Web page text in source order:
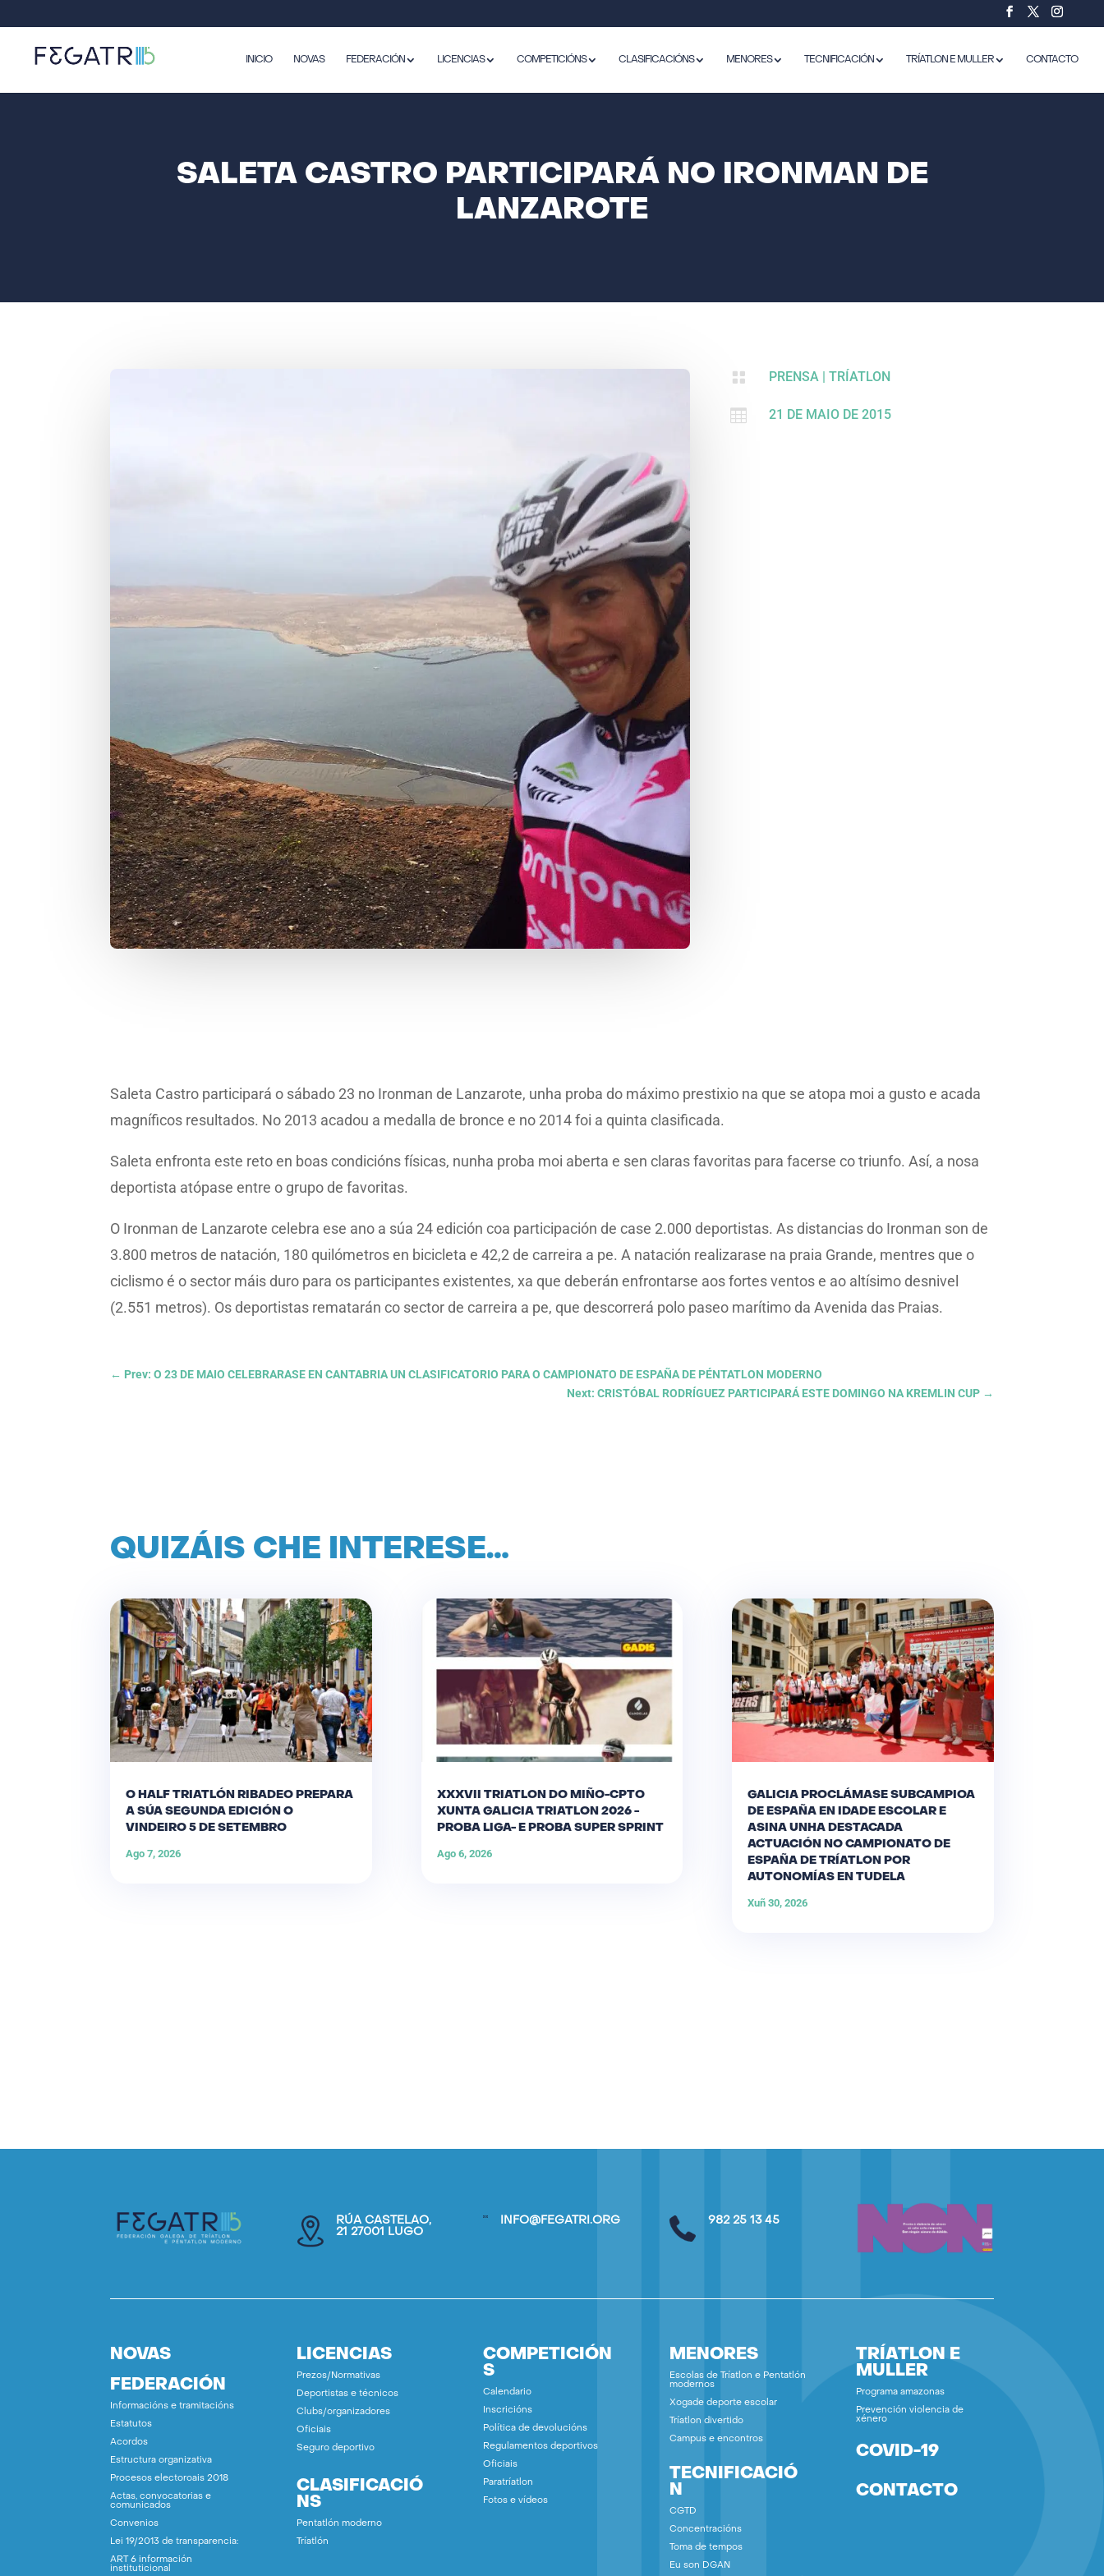
INICIO NOVAS FEDERACIÓN LICENCIAS COMPETICIÓNS CLASIFICACIÓNS MENORES TECNIFICACIÓN TRÍATLON E MULLER CONTACTO
SALETA CASTRO PARTICIPARÁ NO IRONMAN DE
LANZAROTE
 PRENSA |TRÍATLON
 21 DE MAIO DE 2015
Saleta Castro participará o sábado 23 no Ironman de Lanzarote, unha proba do máximo prestixio na que se atopa moi a gusto e acada
magníficos resultados. No 2013 acadou a medalla de bronce e no 2014 foi a quinta clasificada.
Saleta enfronta este reto en boas condicións físicas, nunha proba moi aberta e sen claras favoritas para facerse co triunfo. Así, a nosa
deportista atópase entre o grupo de favoritas.
O Ironman de Lanzarote celebra ese ano a súa 24 edición coa participación de case 2.000 deportistas. As distancias do Ironman son de
3.800 metros de natación, 180 quilómetros en bicicleta e 42,2 de carreira a pe. A natación realizarase na praia Grande, mentres que o
ciclismo é o sector máis duro para os participantes existentes, xa que deberán enfrontarse aos fortes ventos e ao altísimo desnivel
(2.551 metros). Os deportistas rematarán co sector de carreira a pe, que descorrerá polo paseo marítimo da Avenida das Praias.
← Prev: O 23 DE MAIO CELEBRARASE EN CANTABRIA UN CLASIFICATORIO PARA O CAMPIONATO DE ESPAÑA DE PÉNTATLON MODERNO
Next: CRISTÓBAL RODRÍGUEZ PARTICIPARÁ ESTE DOMINGO NA KREMLIN CUP→
QUIZÁIS CHE INTERESE…
O HALF TRIATLÓN RIBADEO PREPARA
A SÚA SEGUNDA EDICIÓN O
VINDEIRO 5 DE SETEMBRO
Ago 7, 2026
XXXVII TRIATLON DO MIÑO-CPTO
XUNTA GALICIA TRIATLON 2026 -
PROBA LIGA- E PROBA SUPER SPRINT
Ago 6, 2026
GALICIA PROCLÁMASE SUBCAMPIOA
DE ESPAÑA EN IDADE ESCOLAR E
ASINA UNHA DESTACADA
ACTUACIÓN NO CAMPIONATO DE
ESPAÑA DE TRÍATLON POR
AUTONOMÍAS EN TUDELA
Xuñ 30, 2026
RÚA CASTELAO,
21 27001 LUGO
INFO@FEGATRI.ORG 982 25 13 45
NOVAS
FEDERACIÓN
Informacións e tramitacións
Estatutos
Acordos
Estructura organizativa
Procesos electoroais 2018
Actas, convocatorias e
comunicados
Convenios
Lei 19/2013 de transparencia:
ART 6 información
instituticional
LICENCIAS
Prezos/Normativas
Deportistas e técnicos
Clubs/organizadores
Oficiais
Seguro deportivo
CLASIFICACIÓ
NS
Pentatlón moderno
Tríatlón
COMPETICIÓN
S
Calendario
Inscricións
Política de devolucións
Regulamentos deportivos
Oficiais
Paratríatlon
Fotos e vídeos
MENORES
Escolas de Tríatlon e Pentatlón
modernos
Xogade deporte escolar
Tríatlon divertido
Campus e encontros
TECNIFICACIÓ
N
CGTD
Concentracións
Toma de tempos
Eu son DGAN
TRÍATLON E
MULLER
Programa amazonas
Prevención violencia de
xénero
COVID-19
CONTACTO